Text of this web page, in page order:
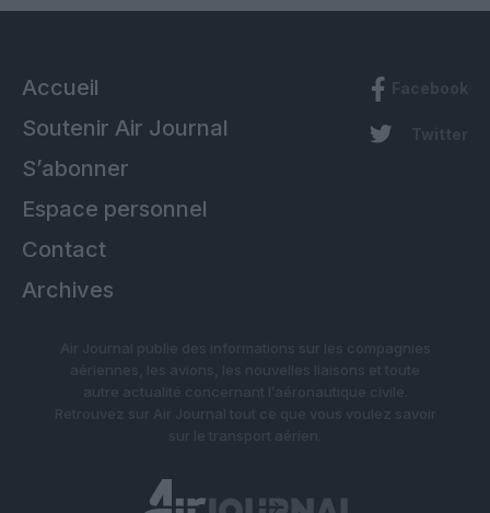
Accueil
Soutenir Air Journal
S’abonner
Espace personnel
Contact
Archives